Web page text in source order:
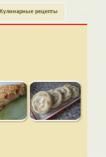
Кулинарные рецепты